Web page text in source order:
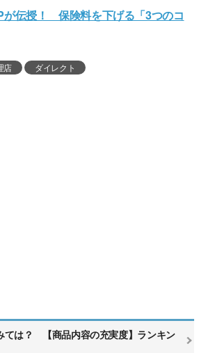
が伝授！ 保険料を下げる「3つのコ
店 ダイレクト
ては？ 【商品内容の充実度】ランキン